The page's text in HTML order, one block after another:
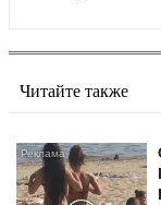
Читайте также